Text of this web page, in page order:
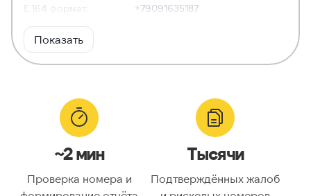
E.164 формат:
+79091635187
RFC3966
формат:
Тип номера:
Оператор связи:
Национальный
9091635187
Код страны:
Показать
~2 мин
Проверка номера и
Тысячи
Подтверждённых жалоб